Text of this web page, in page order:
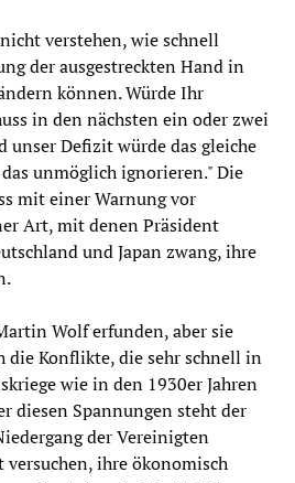
verstehen, wie schnell
der ausgestreckten Hand in
können. Würde Ihr
in den nächsten ein oder zwei
unser Defizit würde das gleiche
unmöglich ignorieren." Die
mit einer Warnung vor
Art, mit denen Präsident
und Japan zwang, ihre
Wolf erfunden, aber sie
die Konflikte, die sehr schnell in
wie in den 1930er Jahren
diesen Spannungen steht der
der Vereinigten
ihre ökonomisch